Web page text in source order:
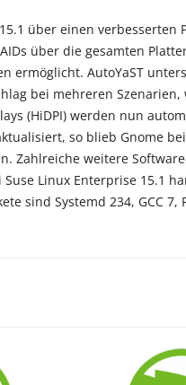
über einen
über die gesamten
ermöglicht. AutoYaST
bei mehreren
(HiDPI) werden nun
so blieb Gnome
Zahlreiche weitere
Linux Enterprise 15.1
sind Systemd 234, GCC